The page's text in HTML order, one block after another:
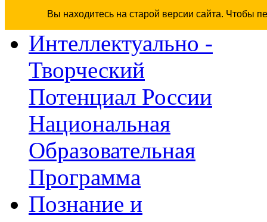
Вы находитесь на старой версии сайта. Чтобы
Интеллектуально -
Творческий
Потенциал России
Национальная
Образовательная
Программа
Познание и